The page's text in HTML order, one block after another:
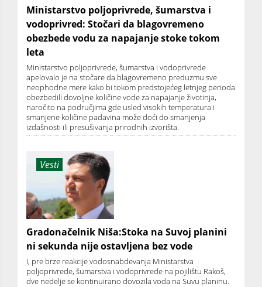
Ministarstvo poljoprivrede, šumarstva i
vodoprivred: Stočari da blagovremeno
obezbede vodu za napajanje stoke tokom
leta
Ministarstvo poljoprivrede, šumarstva i vodoprivrede
apelovalo je na stočare da blagovremeno preduzmu sve
neophodne mere kako bi tokom predstojećeg letnjeg perioda
obezbedili dovoljne količine vode za napajanje životinja,
naročito na područjima gde usled visokih temperatura i
smanjene količine padavina može doći do smanjenja
izdašnosti ili presušivanja prirodnih izvorišta.
Vesti
Gradonačelnik Niša:Stoka na Suvoj planini
ni sekunda nije ostavljena bez vode
I, pre brze reakcije vodosnabdevanja Ministarstva
poljoprivrede, šumarstva i vodoprivrede na pojilištu Rakoš,
dve nedelje se kontinuirano dovozila voda na Suvu planinu.